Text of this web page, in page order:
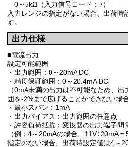
0～5kΩ（入力信号コード：7）
入力レンジの指定がない場合、出荷
す。
出力仕様
■電流出力
設定可能範囲
・出力範囲：0～20mA DC
・精度保証範囲：0～20.4mA DC
（0mA未満の出力は不可能なため、
囲を-2%まで広げることができない場
・最小スパン：1mA
・出力バイアス：出力範囲の任意点
・許容負荷抵抗：変換器の出力端子
（例：4～20mAの場合、11V÷20mA＝
指定のない場合、出荷時設定値は4～